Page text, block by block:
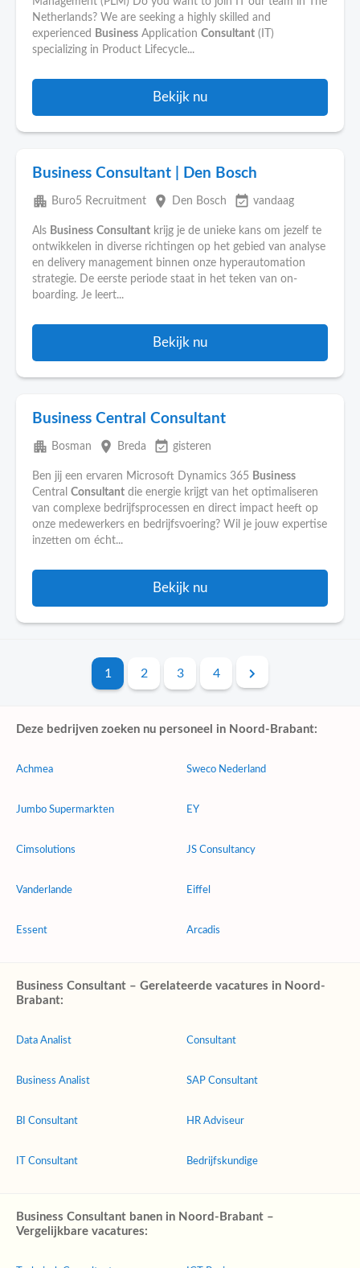
Netherlands? We are seeking a highly skilled and
experienced
Business Application Consultant (IT)
specializing in Product Lifecycle...
Bekijk nu
Business Consultant | Den Bosch
apartment Buro5 Recruitment place Den Bosch event_available vandaag
Als Business Consultant krijg je de unieke kans om jezelf te
ontwikkelen in diverse richtingen op het gebied van analyse
en delivery management binnen onze hyperautomation
strategie. De eerste periode staat in het teken van on-
boarding. Je leert...
Bekijk nu
Business Central Consultant
apartment Bosman place Breda event_available gisteren
Ben jij een ervaren Microsoft Dynamics 365 Business
Central Consultant die energie krijgt van het optimaliseren
van complexe bedrijfsprocessen en direct impact heeft op
onze medewerkers en bedrijfsvoering? Wil je jouw expertise
inzetten om écht...
Bekijk nu
1 2 3 4
Deze bedrijven zoeken nu personeel in Noord-Brabant:
Achmea
Jumbo Supermarkten
Cimsolutions
Vanderlande
Essent
Sweco Nederland
EY
JS Consultancy
Eiffel
Arcadis
Business Consultant – Gerelateerde vacatures in Noord-
Brabant:
Data Analist
Business Analist
BI Consultant
IT Consultant
Consultant
SAP Consultant
HR Adviseur
Bedrijfskundige
Business Consultant banen in Noord-Brabant –
Vergelijkbare vacatures: